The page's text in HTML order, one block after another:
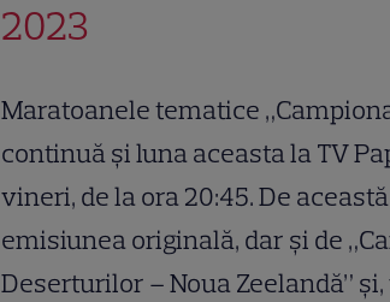
2023
Maratoanele tematice
continuă și luna aceasta la TV
vineri, de la ora 20:45. De
emisiunea originală, dar și de
Deserturilor – Noua Zeelandă”